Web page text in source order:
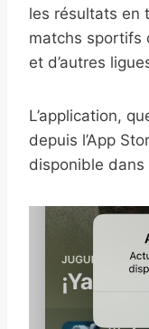
les résultats en
matchs sportifs
et d’autres
L’application,
depuis l’App
disponible dans